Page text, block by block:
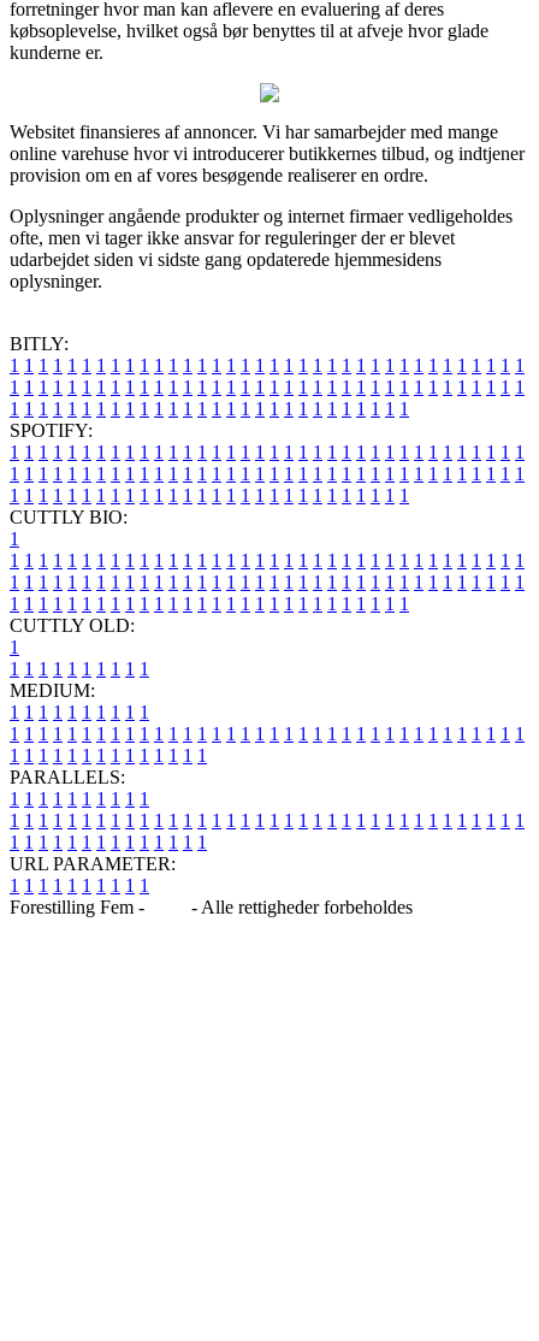
forretninger hvor man kan aflevere en evaluering af deres
købsoplevelse, hvilket også bør benyttes til at afveje hvor glade
kunderne er.
Websitet finansieres af annoncer. Vi har samarbejder med mange
online varehuse hvor vi introducerer butikkernes tilbud, og indtjener
provision om en af vores besøgende realiserer en ordre.
Oplysninger angående produkter og internet firmaer vedligeholdes
ofte, men vi tager ikke ansvar for reguleringer der er blevet
udarbejdet siden vi sidste gang opdaterede hjemmesidens
oplysninger.
BITLY:
1 1 1 1 1 1 1 1 1 1 1 1 1 1 1 1 1 1 1 1 1 1 1 1 1 1 1 1 1 1 1 1 1 1 1 1
1 1 1 1 1 1 1 1 1 1 1 1 1 1 1 1 1 1 1 1 1 1 1 1 1 1 1 1 1 1 1 1 1 1 1 1
1 1 1 1 1 1 1 1 1 1 1 1 1 1 1 1 1 1 1 1 1 1 1 1 1 1 1 1
SPOTIFY:
1 1 1 1 1 1 1 1 1 1 1 1 1 1 1 1 1 1 1 1 1 1 1 1 1 1 1 1 1 1 1 1 1 1 1 1
1 1 1 1 1 1 1 1 1 1 1 1 1 1 1 1 1 1 1 1 1 1 1 1 1 1 1 1 1 1 1 1 1 1 1 1
1 1 1 1 1 1 1 1 1 1 1 1 1 1 1 1 1 1 1 1 1 1 1 1 1 1 1 1
CUTTLY BIO:
1
1 1 1 1 1 1 1 1 1 1 1 1 1 1 1 1 1 1 1 1 1 1 1 1 1 1 1 1 1 1 1 1 1 1 1 1
1 1 1 1 1 1 1 1 1 1 1 1 1 1 1 1 1 1 1 1 1 1 1 1 1 1 1 1 1 1 1 1 1 1 1 1
1 1 1 1 1 1 1 1 1 1 1 1 1 1 1 1 1 1 1 1 1 1 1 1 1 1 1 1
CUTTLY OLD:
1
1 1 1 1 1 1 1 1 1 1
MEDIUM:
1 1 1 1 1 1 1 1 1 1
1 1 1 1 1 1 1 1 1 1 1 1 1 1 1 1 1 1 1 1 1 1 1 1 1 1 1 1 1 1 1 1 1 1 1 1
1 1 1 1 1 1 1 1 1 1 1 1 1 1
PARALLELS:
1 1 1 1 1 1 1 1 1 1
1 1 1 1 1 1 1 1 1 1 1 1 1 1 1 1 1 1 1 1 1 1 1 1 1 1 1 1 1 1 1 1 1 1 1 1
1 1 1 1 1 1 1 1 1 1 1 1 1 1
URL PARAMETER:
1 1 1 1 1 1 1 1 1 1
Forestilling Fem -
- Alle rettigheder forbeholdes